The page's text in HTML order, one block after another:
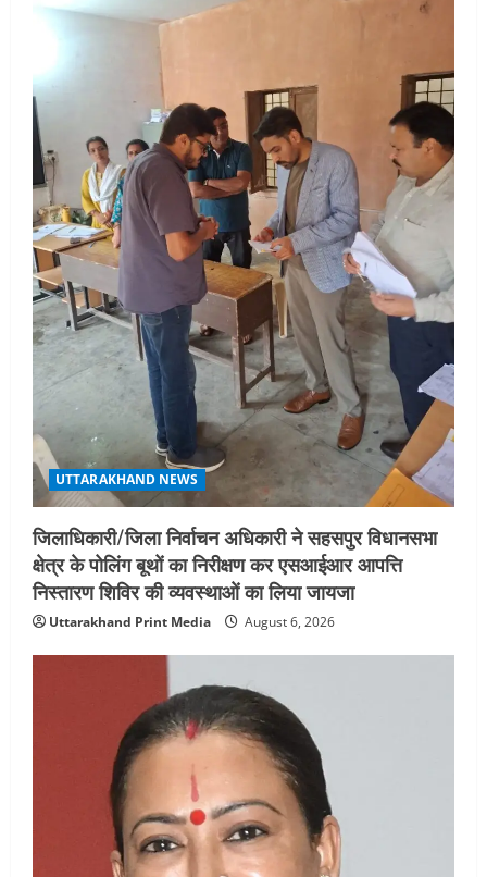
UTTARAKHAND NEWS
जिलाधिकारी/जिला निर्वाचन अधिकारी ने सहसपुर विधानसभा
क्षेत्र के पोलिंग बूथों का निरीक्षण कर एसआईआर आपत्ति
निस्तारण शिविर की व्यवस्थाओं का लिया जायजा
Uttarakhand Print Media August 6, 2026